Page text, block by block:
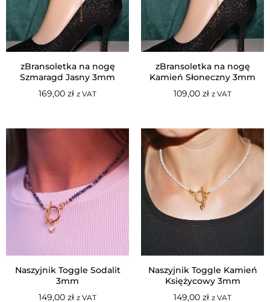
zBransoletka na nogę
Szmaragd Jasny 3mm
169,00 zł z VAT
zBransoletka na nogę
Kamień Słoneczny 3mm
109,00 zł z VAT
Naszyjnik Toggle Sodalit
3mm
149,00 zł z VAT
Naszyjnik Toggle Kamień
Księżycowy 3mm
149,00 zł z VAT